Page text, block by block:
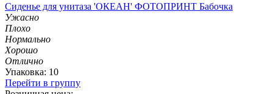
Сиденье для унитаза 'ОКЕАН' ФОТОПРИНТ Бабочка
Ужасно
Плохо
Нормально
Хорошо
Отлично
Упаковка: 10
Перейти в группу